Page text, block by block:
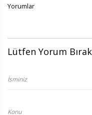
Yorumlar
Lütfen Yorum
İsminiz
Konu